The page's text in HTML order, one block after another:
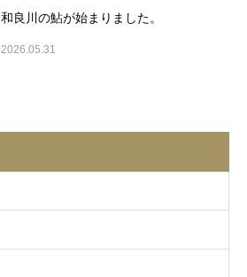
和良川の鮎が始まりました。
2026.05.31